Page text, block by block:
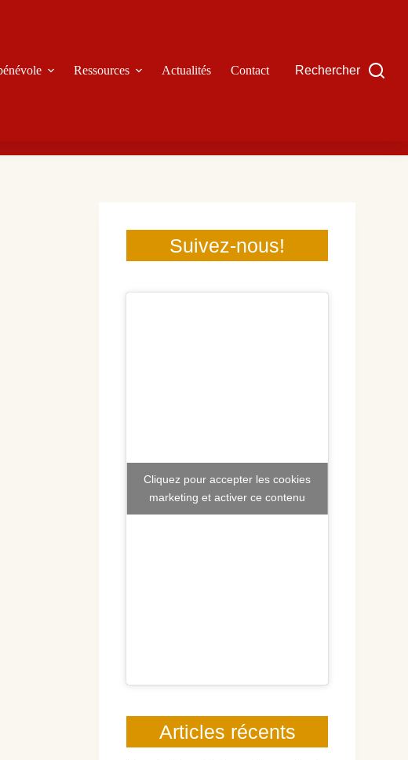
Ressources Actualités Contact Rechercher
Suivez-nous!
Cliquez pour accepter les cookies
marketing et activer ce contenu
Articles récents